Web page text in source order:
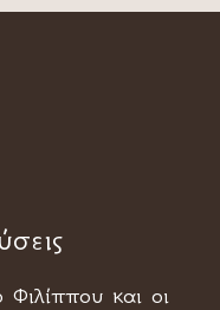
Φιλίππου και οι